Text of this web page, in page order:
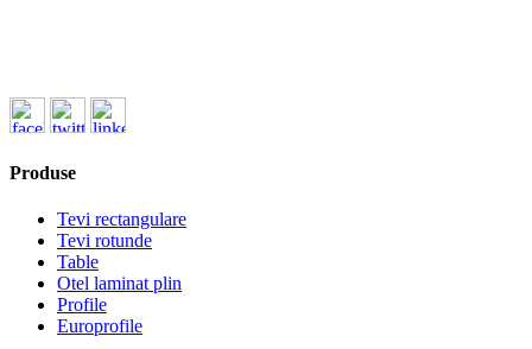
Produse
Tevi rectangulare
Tevi rotunde
Table
Otel laminat plin
Profile
Europrofile